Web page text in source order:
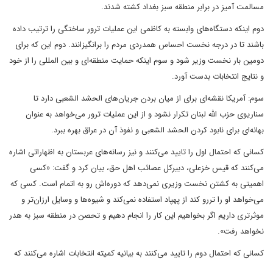
مسالمت آمیز در برابر منطقه سبز بغداد کشته شدند.
دوم اینکه دستگاه‌های وابسته به کاظمی این عملیات ترور ساختگی را ترتیب داده
باشند تا در درجه نخست احساس همدردی مردم را برانگیزانند. دوم این که برای
دومین بار نخست وزیر شود و سوم اینکه حمایت منطقه‌ای و بین المللی را از خود
و نتایج انتخابات بدست آورد.
سوم: آمریکا نقشه‌ای برای از میان بردن جریان‌های الحشد الشعبی دارد تا
سناریوی حزب الله لبنان تکرار نشود و از این عملیات ترور می‌خواهد به عنوان
بهانه‌ای برای نابود کردن الحشد الشعبی و نفوذ آن در عراق بهره ببرد.
کسانی که احتمال اول را تایید می‌کنند و نیز رسانه‌های عربستان به اظهاراتی اشاره
می‌کنند که قیس خزعلی، دبیرکل عصائب اهل حق، بیان کرد و گفت: «کسی
اهمیتی به کشتن نخست وزیری نمی‌دهد که دوره‌اش رو به اتمام است. کسی که
می‌خواهد او را تررو کند از پهپاد استفاده نمی‌کند و شیوه‌ها و وسایل ارزان‌تر و
موثرتری داریم اگر بخواهیم این کار را انجام دهیم و تحصن در منطقه سبز به هدر
نخواهد رفت».
کسانی که احتمال دوم را تایید می‌کنند به بیانیه کمیته انتخابات اشاره می‌کنند که